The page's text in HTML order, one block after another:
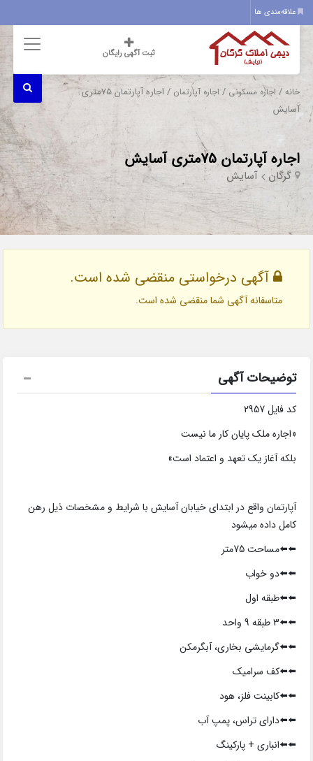
علاقه‌مندی ها
ثبت آگهی رایگان
خانه /اجاره مسکونی/ اجاره آپارتمان
/ اجاره آپارتمان 75متری
آسایش
اجاره آپارتمان 75متری آسایش
گرگان آسایش
آگهی درخواستی منقضی شده است.
متاسفانه آگهی شما منقضی شده است.
توضیحات آگهی
کد فایل 2957
«اجاره ملک پایان کار ما نیست
بلکه آغاز یک تعهد و اعتماد است»
آپارتمان واقع در ابتدای خیابان آسایش با شرایط و مشخصات ذیل رهن
کامل داده میشود
⬅️⬅️مساحت 75متر
⬅️⬅️دو خواب
⬅️⬅️طبقه اول
⬅️⬅️3 طبقه 9 واحد
⬅️⬅️گرمایشی بخاری، آبگرمکن
⬅️⬅️کف سرامیک
⬅️⬅️کابینت فلز، هود
⬅️⬅️دارای تراس، پمپ آب
⬅️⬅️انباری + پارکینگ